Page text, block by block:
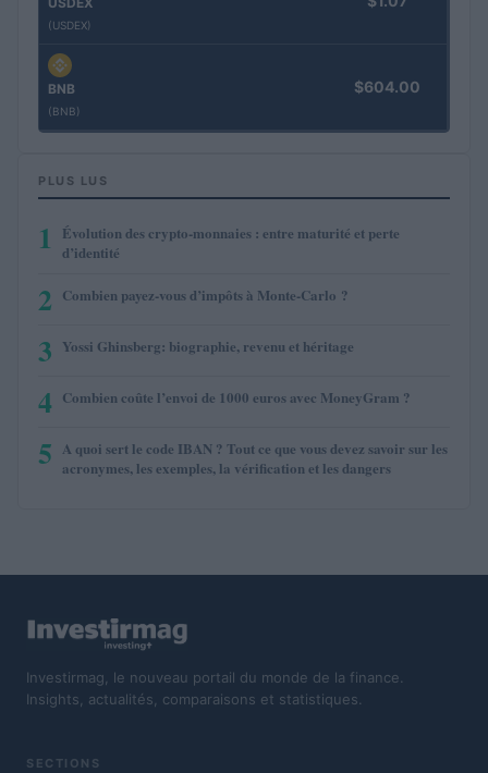
(USDEX)
BNB
(BNB)
$604.00
PLUS LUS
1
Évolution des crypto-monnaies : entre maturité et perte
d’identité
2 Combien payez-vous d’impôts à Monte-Carlo ?
3 Yossi Ghinsberg: biographie, revenu et héritage
4 Combien coûte l’envoi de 1000 euros avec MoneyGram ?
5 A quoi sert le code IBAN ? Tout ce que vous devez savoir sur les
acronymes, les exemples, la vérification et les dangers
Investirmag, le nouveau portail du monde de la finance.
Insights, actualités, comparaisons et statistiques.
SECTIONS